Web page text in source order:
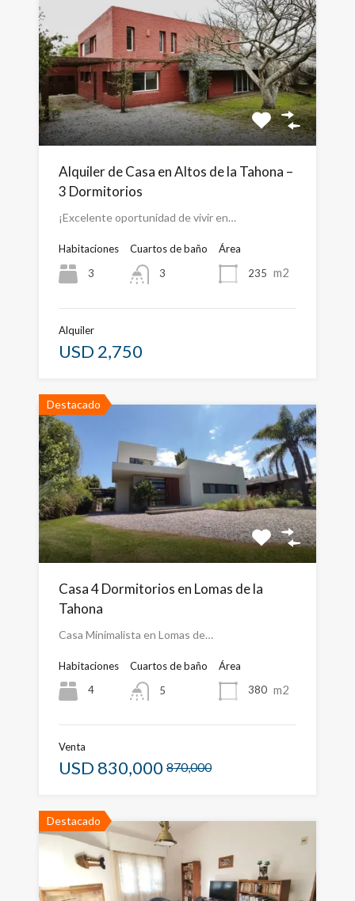
Alquiler de Casa en Altos de la Tahona –
3 Dormitorios
¡Excelente oportunidad de vivir en…
Habitaciones
3
Cuartos de baño
3
Área
235 m2
Alquiler
USD 2,750
Destacado
Casa 4 Dormitorios en Lomas de la
Tahona
Casa Minimalista en Lomas de…
Habitaciones
4
Cuartos de baño
5
Área
380 m2
Venta
USD 830,000 870,000
Destacado